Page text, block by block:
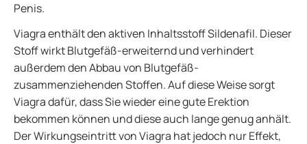
Penis.
Viagra enthält den aktiven Inhaltsstoff Sildenafil. Dieser
Stoff wirkt Blutgefäß-erweiternd und verhindert
außerdem den Abbau von Blutgefäß-
zusammenziehenden Stoffen. Auf diese Weise sorgt
Viagra dafür, dass Sie wieder eine gute Erektion
bekommen können und diese auch lange genug anhält.
Der Wirkungseintritt von Viagra hat jedoch nur Effekt,